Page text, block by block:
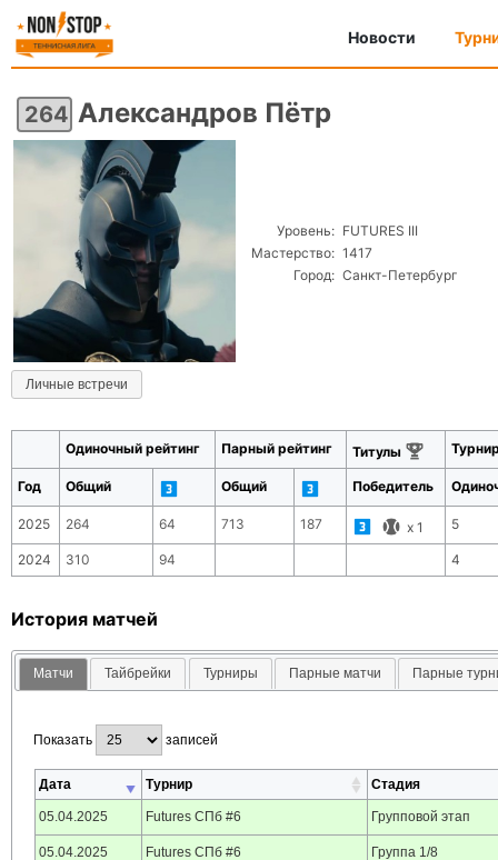
Новости
264 Александров Пётр
Уровень: FUTURES III
Мастерство: 1417
Город: Санкт-Петербург
Личные встречи
Одиночный рейтинг Парный рейтинг Титулы
Год Общий Общий Победитель
2025 264 64 713 187 x 1 5
2024 310 94 4
История матчей
Матчи Тайбрейки Турниры Парные матчи Парные
Показать записей
Дата Турнир Стадия
05.04.2025 Futures СПб #6 Групповой этап
05.04.2025 Futures СПб #6 Группа 1/8